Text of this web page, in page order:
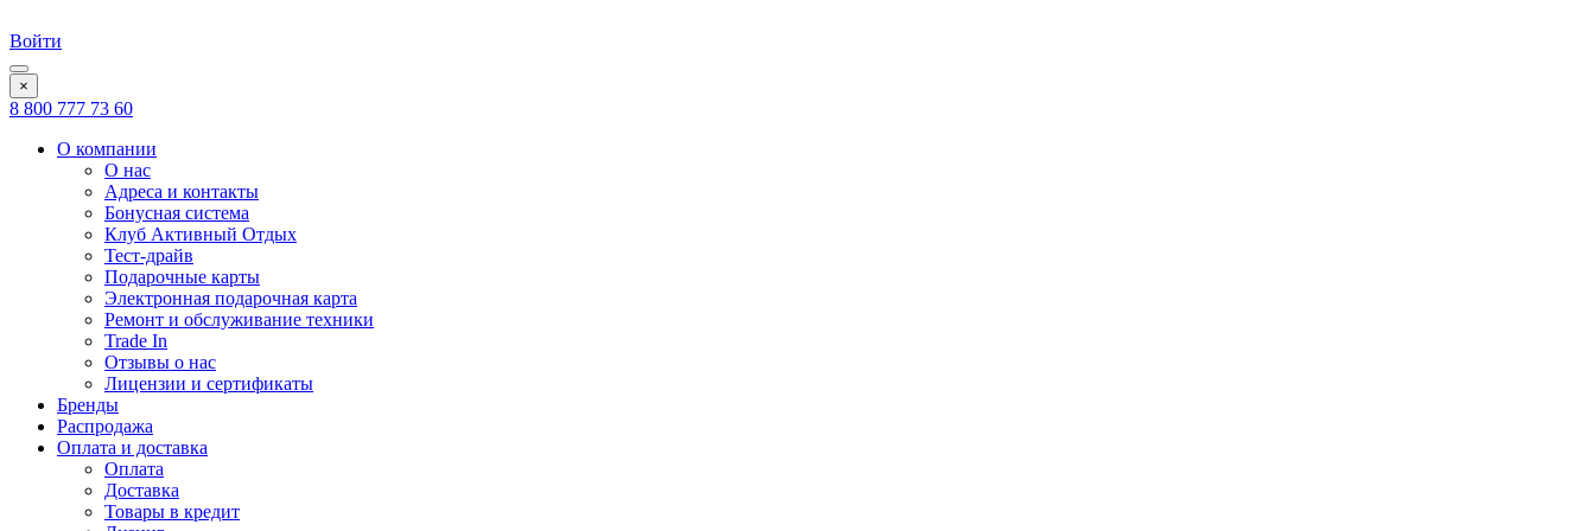
Войти
×
8 800 777 73 60
О компании
О нас
Адреса и контакты
Бонусная система
Клуб Активный Отдых
Тест-драйв
Подарочные карты
Электронная подарочная карта
Ремонт и обслуживание техники
Trade In
Отзывы о нас
Лицензии и сертификаты
Бренды
Распродажа
Оплата и доставка
Оплата
Доставка
Товары в кредит